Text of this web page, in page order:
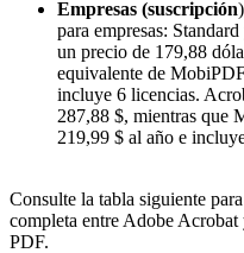
Empresas (suscripción
para empresas:
un precio de 179,88
equivalente de
incluye 6 licencias.
287,88 $, mientras que
219,99 $ al año e
Consulte la tabla siguiente
completa entre Adobe
PDF.